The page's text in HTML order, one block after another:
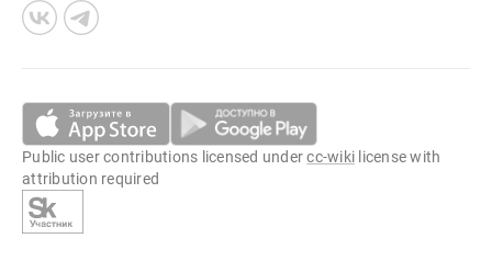
Public user contributions licensed undercc-wiki license with
attribution required